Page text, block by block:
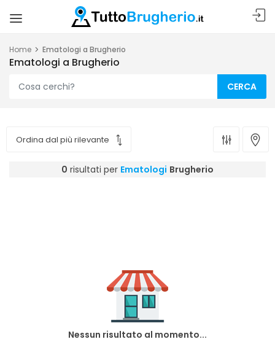
Home Ematologi a Brugherio
Ematologi a Brugherio
CERCA
0 risultati per Ematologi Brugherio
Nessun risultato al momento...